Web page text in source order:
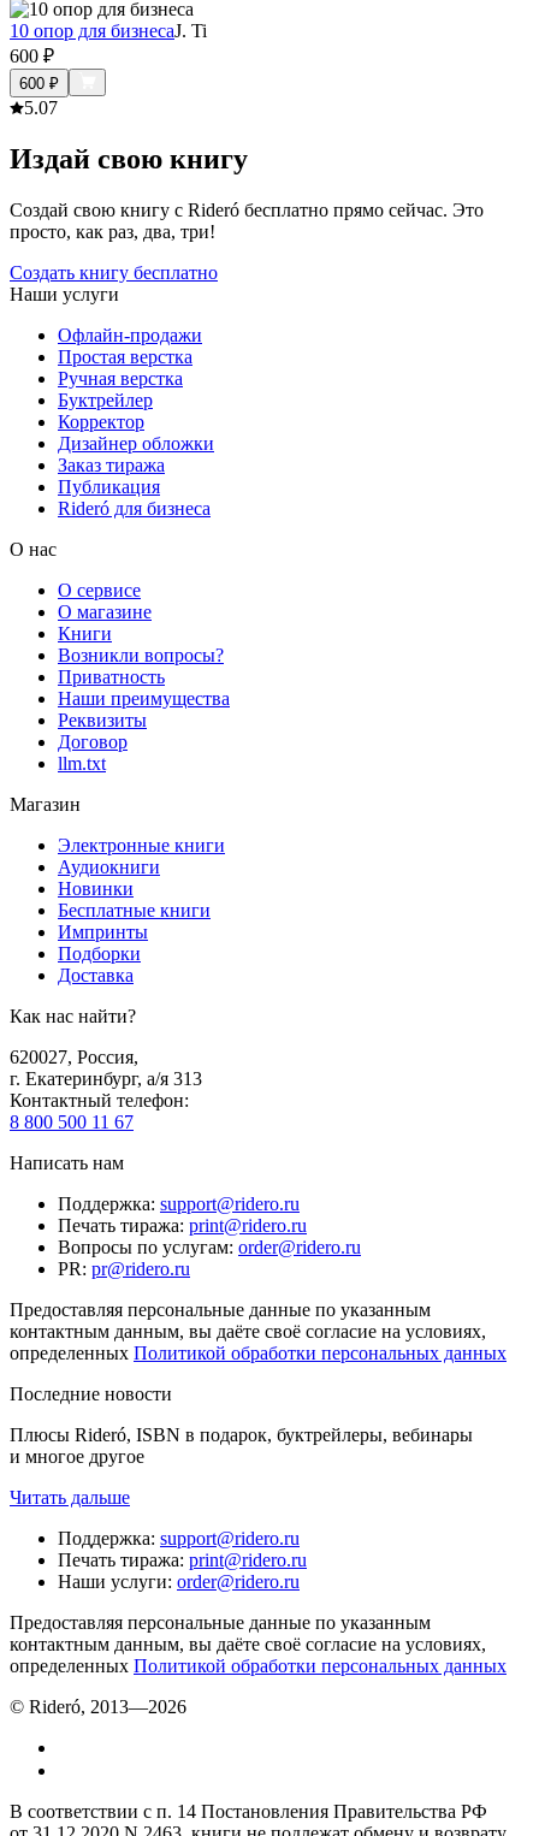
10 опор для бизнесаJ. Ti
600 ₽
600 ₽
5.07
Издай свою книгу
Создай свою книгу с Rideró бесплатно прямо сейчас. Это
просто, как раз, два, три!
Создать книгу бесплатно
Наши услуги
Офлайн-продажи
Простая верстка
Ручная верстка
Буктрейлер
Корректор
Дизайнер обложки
Заказ тиража
Публикация
Rideró для бизнеса
О нас
О сервисе
О магазине
Книги
Возникли вопросы?
Приватность
Наши преимущества
Реквизиты
Договор
llm.txt
Магазин
Электронные книги
Аудиокниги
Новинки
Бесплатные книги
Импринты
Подборки
Доставка
Как нас найти?
620027, Россия,
г. Екатеринбург, а/я 313
Контактный телефон:
8 800 500 11 67
Написать нам
Поддержка: support@ridero.ru
Печать тиража: print@ridero.ru
Вопросы по услугам: order@ridero.ru
PR: pr@ridero.ru
Предоставляя персональные данные по указанным
контактным данным, вы даёте своё согласие на условиях,
определенных Политикой обработки персональных данных
Последние новости
Плюсы Rideró, ISBN в подарок, буктрейлеры, вебинары
и многое другое
Читать дальше
Поддержка: support@ridero.ru
Печать тиража: print@ridero.ru
Наши услуги: order@ridero.ru
Предоставляя персональные данные по указанным
контактным данным, вы даёте своё согласие на условиях,
определенных Политикой обработки персональных данных
© Rideró, 2013—2026
В соответствии с п. 14 Постановления Правительства РФ